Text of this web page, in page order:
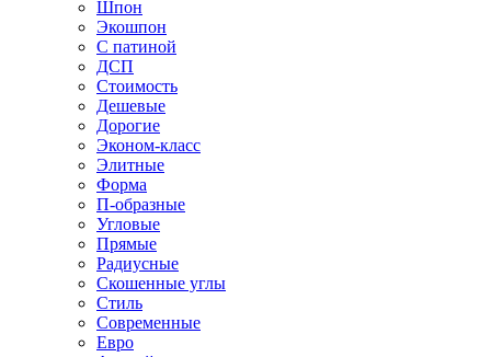
Шпон
Экошпон
С патиной
ДСП
Стоимость
Дешевые
Дорогие
Эконом-класс
Элитные
Форма
П-образные
Угловые
Прямые
Радиусные
Скошенные углы
Стиль
Современные
Евро